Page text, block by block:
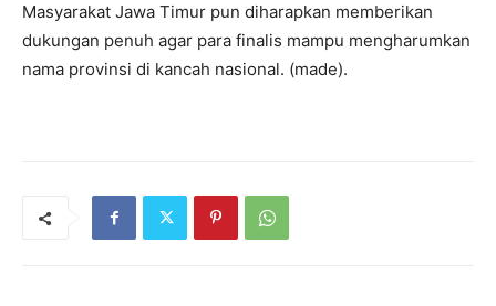
Masyarakat Jawa Timur pun diharapkan memberikan
dukungan penuh agar para finalis mampu mengharumkan
nama provinsi di kancah nasional. (made).